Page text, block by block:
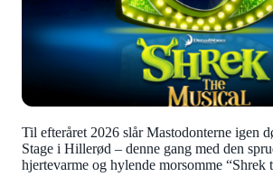
Til efteråret 2026 slår Mastodonterne igen
Stage i Hillerød – denne gang med den
hjertevarme og hylende morsomme “Shrek